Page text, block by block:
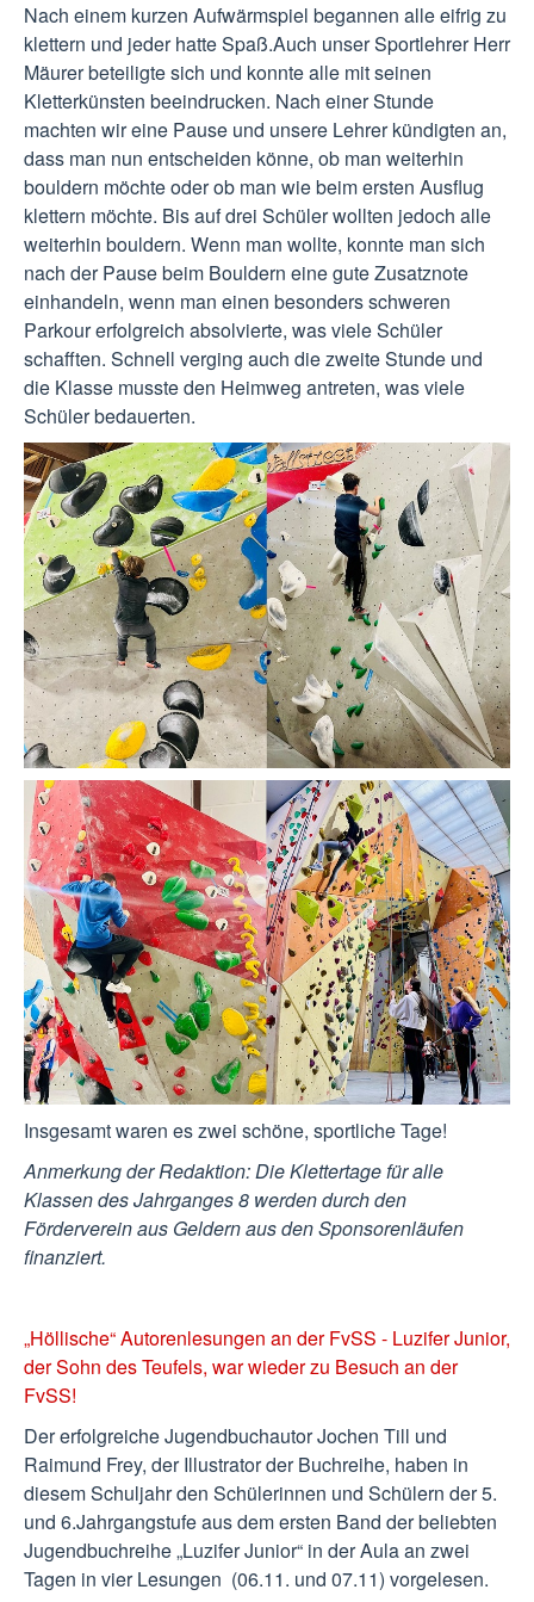
Nach einem kurzen Aufwärmspiel begannen alle eifrig zu
klettern und jeder hatte Spaß.Auch unser Sportlehrer Herr
Mäurer beteiligte sich und konnte alle mit seinen
Kletterkünsten beeindrucken. Nach einer Stunde
machten wir eine Pause und unsere Lehrer kündigten an,
dass man nun entscheiden könne, ob man weiterhin
bouldern möchte oder ob man wie beim ersten Ausflug
klettern möchte. Bis auf drei Schüler wollten jedoch alle
weiterhin bouldern. Wenn man wollte, konnte man sich
nach der Pause beim Bouldern eine gute Zusatznote
einhandeln, wenn man einen besonders schweren
Parkour erfolgreich absolvierte, was viele Schüler
schafften. Schnell verging auch die zweite Stunde und
die Klasse musste den Heimweg antreten, was viele
Schüler bedauerten.
Insgesamt waren es zwei schöne, sportliche Tage!
Anmerkung der Redaktion: Die Klettertage für alle
Klassen des Jahrganges 8 werden durch den
Förderverein aus Geldern aus den Sponsorenläufen
finanziert.
„Höllische“ Autorenlesungen an der FvSS - Luzifer Junior,
der Sohn des Teufels, war wieder zu Besuch an der
FvSS!
Der erfolgreiche Jugendbuchautor Jochen Till und
Raimund Frey, der Illustrator der Buchreihe, haben in
diesem Schuljahr den Schülerinnen und Schülern der 5.
und 6.Jahrgangstufe aus dem ersten Band der beliebten
Jugendbuchreihe „Luzifer Junior“ in der Aula an zwei
Tagen in vier Lesungen (06.11. und 07.11) vorgelesen.